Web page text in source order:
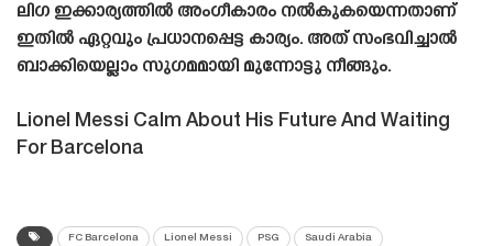
ലിഗ ഇക്കാര്യത്തിൽ അംഗീകാരം നൽകുകയെന്നതാണ്
ഇതിൽ ഏറ്റവും പ്രധാനപ്പെട്ട കാര്യം. അത് സംഭവിച്ചാൽ
ബാക്കിയെല്ലാം സുഗമമായി മുന്നോട്ടു നീങ്ങും.
Lionel Messi Calm About His Future And Waiting
For Barcelona
FC Barcelona Lionel Messi PSG Saudi Arabia